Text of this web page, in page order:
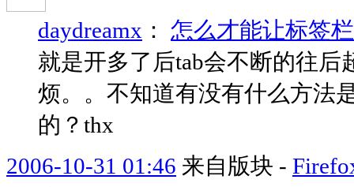
daydreamx ： 怎么才能让标签
就是开多了后tab会不断的往
烦。。不知道有没有什么方法
的？thx
2006-10-31 01:46 来自版块 -